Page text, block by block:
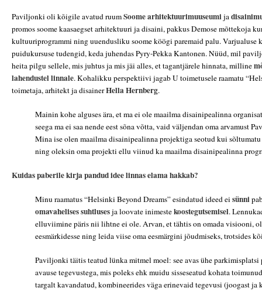
Paviljonki oli kõigile avatud ruumSoome arhitektuurimuuseumija
promos soome kaasaegset arhitektuuri ja disaini, pakkus Demose mõttekoja
kultuuriprogrammi ning uuendusliku soome köögi paremaid palu.
puidukursuse tudengid, keda juhendas Pyry-Pekka Kantonen. Nüüd, mil
heita pilgu sellele, mis juhtus ja mis jäi alles, et tagantjärele hinnata, milline
lahendustellinnale. Kohalikku perspektiivi jagab U toimetusele raamatu
toimetaja, arhitekt ja disainerHellaHernberg.
Mainin kohe alguses ära, et ma ei ole maailma disainipealinna
seega ma ei saa nende eest sõna võtta, vaid väljendan oma arvamust
Mina ise olen maailma disainipealinna projektiga seotud kui
ning oleksin oma projekti ellu viinud ka maailma disainipealinna
Kuidas paberile kirja pandud idee linnas elama hakkab?
Minu raamatus “Helsinki Beyond Dreams” esindatud ideed ei sünni
omavahelisessuhtlusesja loovate inimestekoostegutsemisel.
elluviimine päris nii lihtne ei ole. Arvan, et tähtis on omada visiooni,
eesmärkidesse ning leida viise oma eesmärgini jõudmiseks, trotsides
Paviljonki täitis teatud lünka mitmel moel: see avas ühe
avause tegevustega, mis poleks ehk muidu sisseseatud kohata
targalt kavandatud, kombineerides väga erinevaid tegevusi (joogast ja